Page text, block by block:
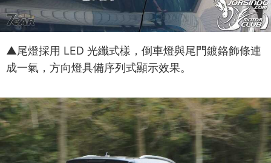
▲尾燈採用 LED 光纖式樣，倒車燈與尾門鍍鉻飾條連
成一氣，方向燈具備序列式顯示效果。